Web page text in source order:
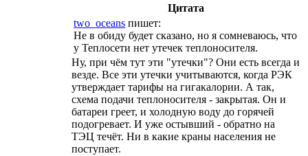
Цитата
two_oceans пишет:
Не в обиду будет сказано, но я сомневаюсь, что
у Теплосети нет утечек теплоносителя.
Ну, при чём тут эти "утечки"? Они есть всегда и
везде. Все эти утечки учитываются, когда РЭК
утверждает тарифы на гигакалории. А так,
схема подачи теплоносителя - закрытая. Он и
батареи греет, и холодную воду до горячей
подогревает. И уже остывший - обратно на
ТЭЦ течёт. Ни в какие краны населения не
поступает.